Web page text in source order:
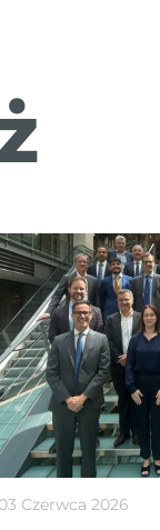
03 Czerwca 2026